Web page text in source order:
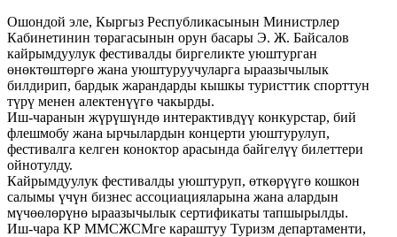
Ошондой эле, Кыргыз Республикасынын Министрлер
Кабинетинин төрагасынын орун басары Э. Ж. Байсалов
кайрымдуулук фестивалды биргеликте уюштурган
өнөктөштөргө жана уюштуруучуларга ыраазычылык
билдирип, бардык жарандарды кышкы туристтик спорттун
түрү менен алектенүүгө чакырды.
Иш-чаранын жүрүшүндө интерактивдүү конкурстар, бий
флешмобу жана ырчылардын концерти уюштурулуп,
фестивалга келген коноктор арасында байгелүү билеттери
ойнотулду.
Кайрымдуулук фестивалды уюштуруп, өткөрүүгө кошкон
салымы үчүн бизнес ассоциацияларына жана алардын
мүчөөлөрүнө ыраазычылык сертификаты тапшырылды.
Иш-чара КР ММСЖСМге караштуу Туризм департаменти,